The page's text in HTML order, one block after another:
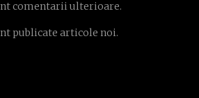
comentarii ulterioare.
publicate articole noi.